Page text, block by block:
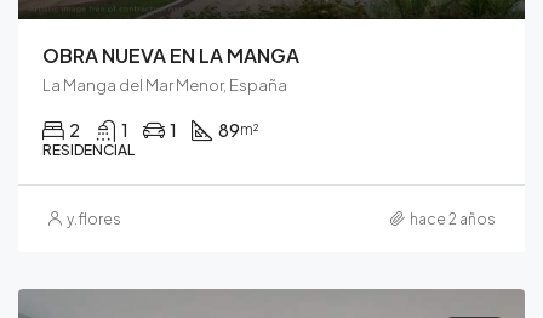
OBRA NUEVA EN LA MANGA
La Manga del Mar Menor, España
2 1 1 89m²
RESIDENCIAL
y.flores hace 2 años